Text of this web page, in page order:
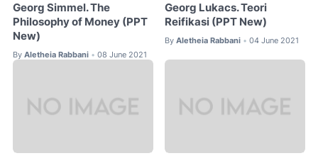
Georg Simmel. The
Philosophy of Money (PPT
New)
By Aletheia Rabbani • 08 June 2021
Georg Lukacs. Teori
Reifikasi (PPT New)
By Aletheia Rabbani • 04 June 2021